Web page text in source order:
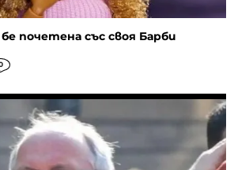
почетена със своя Барби